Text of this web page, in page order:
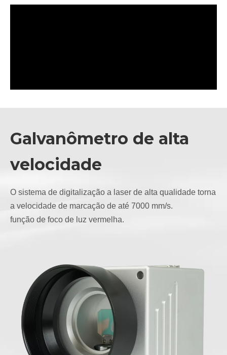
Galvanômetro de alta
velocidade
O sistema de digitalização a laser de alta qualidade torna
a velocidade de marcação de até 7000 mm/s.
função de foco de luz vermelha.